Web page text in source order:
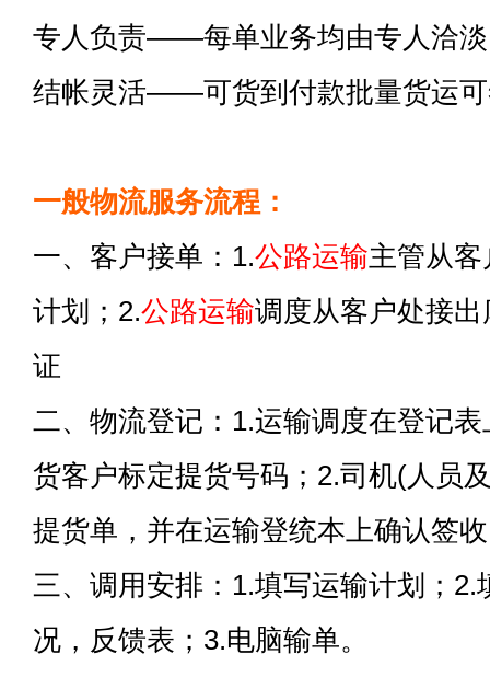
专人负责——每单业务均由专人洽
结帐灵活——可货到付款批量货运
一般物流服务流程：
一、客户接单：1.公路运输主管从
计划；2.公路运输调度从客户处接
证
二、物流登记：1.运输调度在登记
货客户标定提货号码；2.司机(人员
提货单，并在运输登统本上确认签收
三、调用安排：1.填写运输计划；
况，反馈表；3.电脑输单。